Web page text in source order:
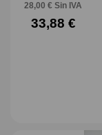
28,00 € Sin IVA
33,88 €